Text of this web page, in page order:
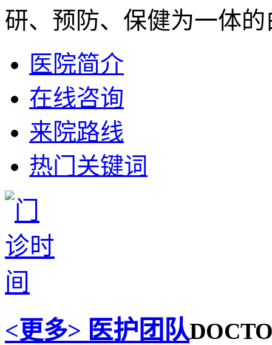
研、预防、保健为一体
医院简介
在线咨询
来院路线
热门关键词
<更多> 医护团队